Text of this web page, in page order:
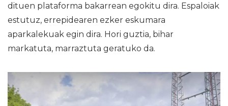
dituen plataforma bakarrean egokitu dira. Espaloiak
estutuz, errepidearen ezker eskumara
aparkalekuak egin dira. Hori guztia, bihar
markatuta, marraztuta geratuko da.